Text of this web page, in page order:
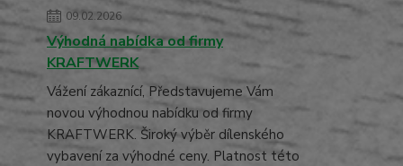
09.02.2026
Výhodná nabídka od firmy
KRAFTWERK
Vážení zákaznící, Představujeme Vám
novou výhodnou nabídku od firmy
KRAFTWERK. Široký výběr dílenského
vybavení za výhodné ceny. Platnost této